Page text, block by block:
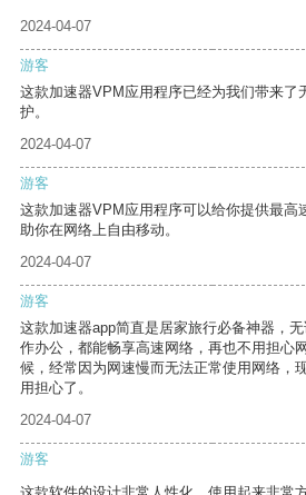
2024-04-07
游客
这款加速器VPM应用程序已经为我们带来了
护。
2024-04-07
游客
这款加速器VPM应用程序可以给你提供最高
助你在网络上自由移动。
2024-04-07
游客
这款加速器app简直是居家旅行必备神器，
作办公，都能畅享高速网络，再也不用担心
候，经常因为网速慢而无法正常使用网络，
用担心了。
2024-04-07
游客